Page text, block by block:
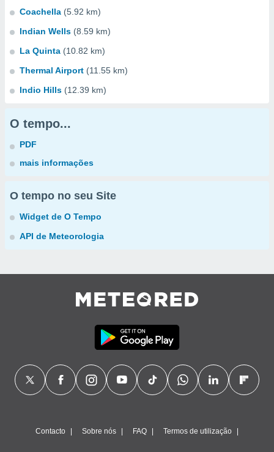
Coachella (5.92 km)
Indian Wells (8.59 km)
La Quinta (10.82 km)
Thermal Airport (11.55 km)
Indio Hills (12.39 km)
O tempo...
PDF
mais informações
O tempo no seu Site
Widget de O Tempo
API de Meteorologia
Contacto Sobre nós FAQ Termos de utilização